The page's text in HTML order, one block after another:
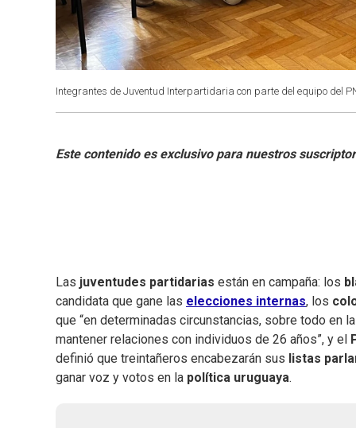
Integrantes de Juventud Interpartidaria con parte del equipo del
Las juventudes partidarias están en campaña: los
candidata que gane las elecciones internas, los
que “en determinadas circunstancias, sobre todo en
mantener relaciones con individuos de 26 años”, y el
definió que treintañeros encabezarán sus listas
ganar voz y votos en la política uruguaya.